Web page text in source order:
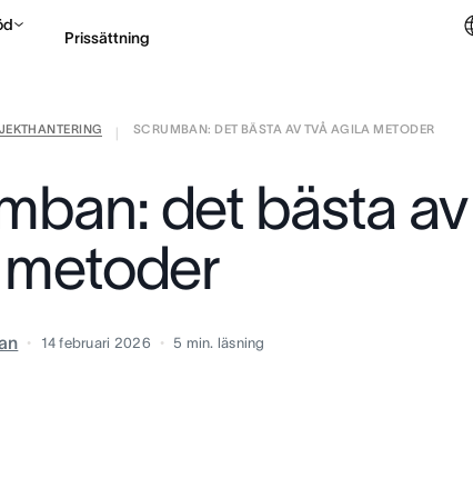
Prissättning
Kontakta försäljning
SCRUMBAN: DET BÄSTA AV TVÅ AGILA METODER
det bästa
14 februari 2026 5 min. läsning